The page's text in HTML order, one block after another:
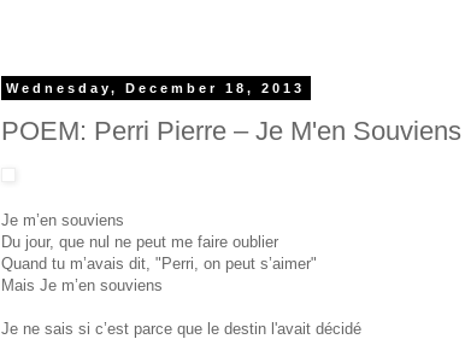
Wednesday, December 18, 2013
POEM: Perri Pierre – Je M'en Souviens
Je m’en souviens
Du jour, que nul ne peut me faire oublier
Quand tu m’avais dit, "Perri, on peut s’aimer"
Mais Je m’en souviens
Je ne sais si c’est parce que le destin l'avait décidé